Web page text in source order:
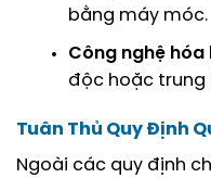
bằng máy móc.
Công nghệ hóa
độc hoặc trung
Tuân Thủ Quy Định
Ngoài các quy định